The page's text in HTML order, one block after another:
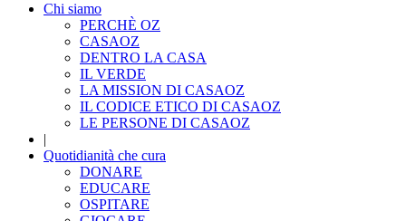
Chi siamo
PERCHÈ OZ
CASAOZ
DENTRO LA CASA
IL VERDE
LA MISSION DI CASAOZ
IL CODICE ETICO DI CASAOZ
LE PERSONE DI CASAOZ
|
Quotidianità che cura
DONARE
EDUCARE
OSPITARE